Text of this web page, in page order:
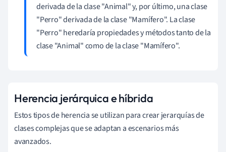
derivada de la clase "Animal" y, por último, una clase
"Perro" derivada de la clase "Mamífero". La clase
"Perro" heredaría propiedades y métodos tanto de la
clase "Animal" como de la clase "Mamífero".
Herencia jerárquica e híbrida
Estos tipos de herencia se utilizan para crear jerarquías de
clases complejas que se adaptan a escenarios más
avanzados.